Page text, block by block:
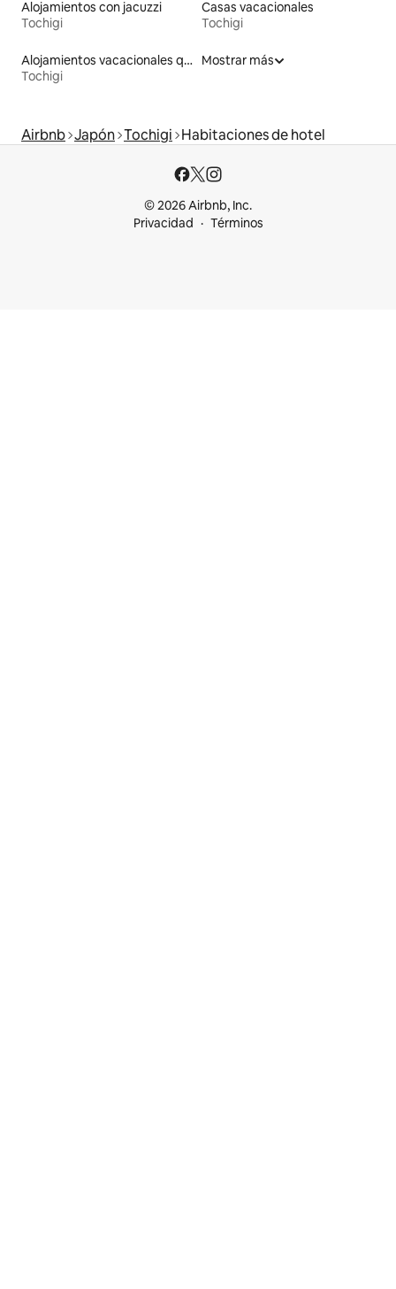
Alojamientos con jacuzzi
Tochigi
Casas vacacionales
Tochigi
Alojamientos vacacionales que admiten mascotas
Tochigi
Mostrar más
Airbnb Japón Tochigi Habitaciones de hotel
© 2026 Airbnb, Inc.
Privacidad
Términos